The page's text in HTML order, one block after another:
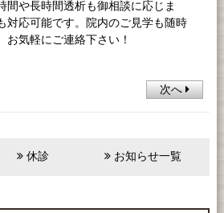
間や長時間透析も御相談に応じま
対応可能です。院内のご見学も随時
お気軽にご連絡下さい！
次へ
お知らせ一覧
休診